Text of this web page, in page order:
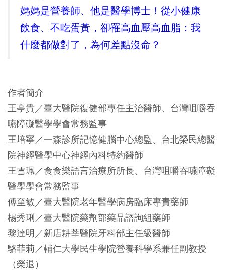
媽媽是營養師、他是醫學博士！從小健康
飲食、不吃蛋黃，卻罹高血壓高血脂：我
什麼都做對了，為何差點沒命？
作者簡介
王亭貴／臺大醫院復健部專任主治醫師、台灣咀嚼吞
嚥障礙醫學學會常務監事
王培寧／一森診所記憶健腦中心總監、台北榮民總醫
院神經醫學中心神經內科特約醫師
王雪珮／食食樂語言治療所所長、台灣咀嚼吞嚥障礙
醫學學會常務監事
傅至敏／臺大醫院老年醫學病房臨床專責藥師
楊秀琍／臺大醫院藥劑部藥品諮詢組藥師
黎達明／新店耕莘醫院牙科部主任級醫師
駱菲莉／輔仁大學民生學院營養科學系兼任副教授
（榮退）